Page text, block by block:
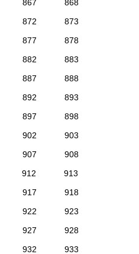
867
868
872
873
877
878
882
883
887
888
892
893
897
898
902
903
907
908
912
913
917
918
922
923
927
928
932 933